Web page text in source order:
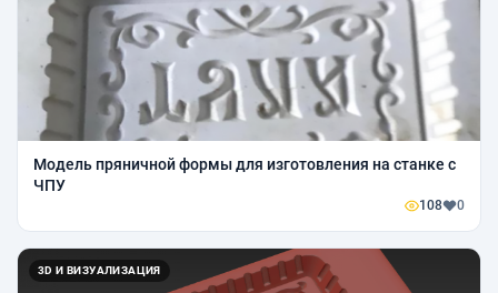
Модель пряничной формы для изготовления на станке с
ЧПУ
108 0
3D И ВИЗУАЛИЗАЦИЯ